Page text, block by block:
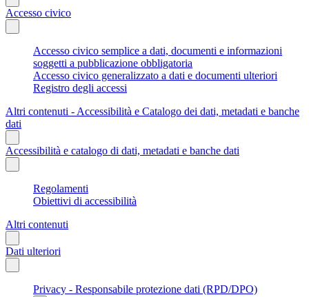
Accesso civico
Accesso civico semplice a dati, documenti e informazioni
soggetti a pubblicazione obbligatoria
Accesso civico generalizzato a dati e documenti ulteriori
Registro degli accessi
Altri contenuti - Accessibilità e Catalogo dei dati, metadati e banche
dati
Accessibilità e catalogo di dati, metadati e banche dati
Regolamenti
Obiettivi di accessibilità
Altri contenuti
Dati ulteriori
Privacy - Responsabile protezione dati (RPD/DPO)